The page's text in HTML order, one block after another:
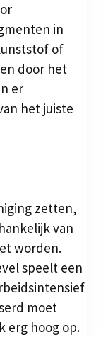
in
of
door het
er
het juiste
zetten,
van
worden.
speelt een
moet
erg hoog op.